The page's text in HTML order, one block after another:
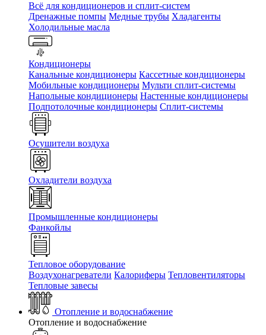
Всё для кондиционеров и сплит-систем
Дренажные помпы Медные трубы Хладагенты
Холодильные масла
Кондиционеры
Канальные кондиционеры Кассетные кондиционеры
Мобильные кондиционеры Мульти сплит-системы
Напольные кондиционеры Настенные кондиционеры
Подпотолочные кондиционеры Сплит-системы
Осушители воздуха
Охладители воздуха
Промышленные кондиционеры
Фанкойлы
Тепловое оборудование
Воздухонагреватели Калориферы Тепловентиляторы
Тепловые завесы
Отопление и водоснабжение
Отопление и водоснабжение